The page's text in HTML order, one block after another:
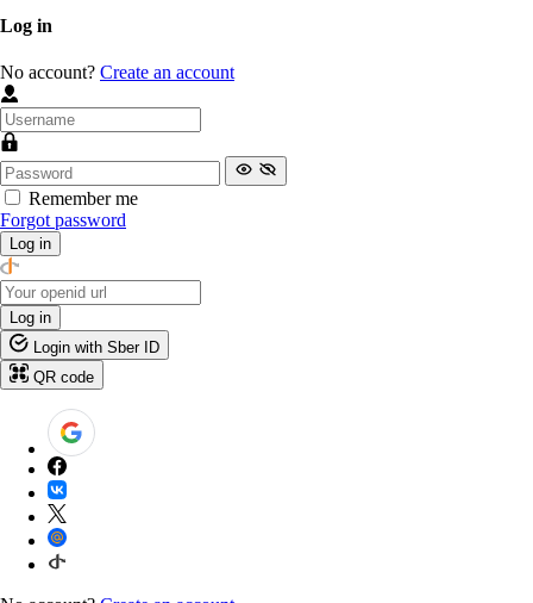
Log in
No account? Create an account
Remember me
Forgot password
Log in
Log in
Login with Sber ID
QR code